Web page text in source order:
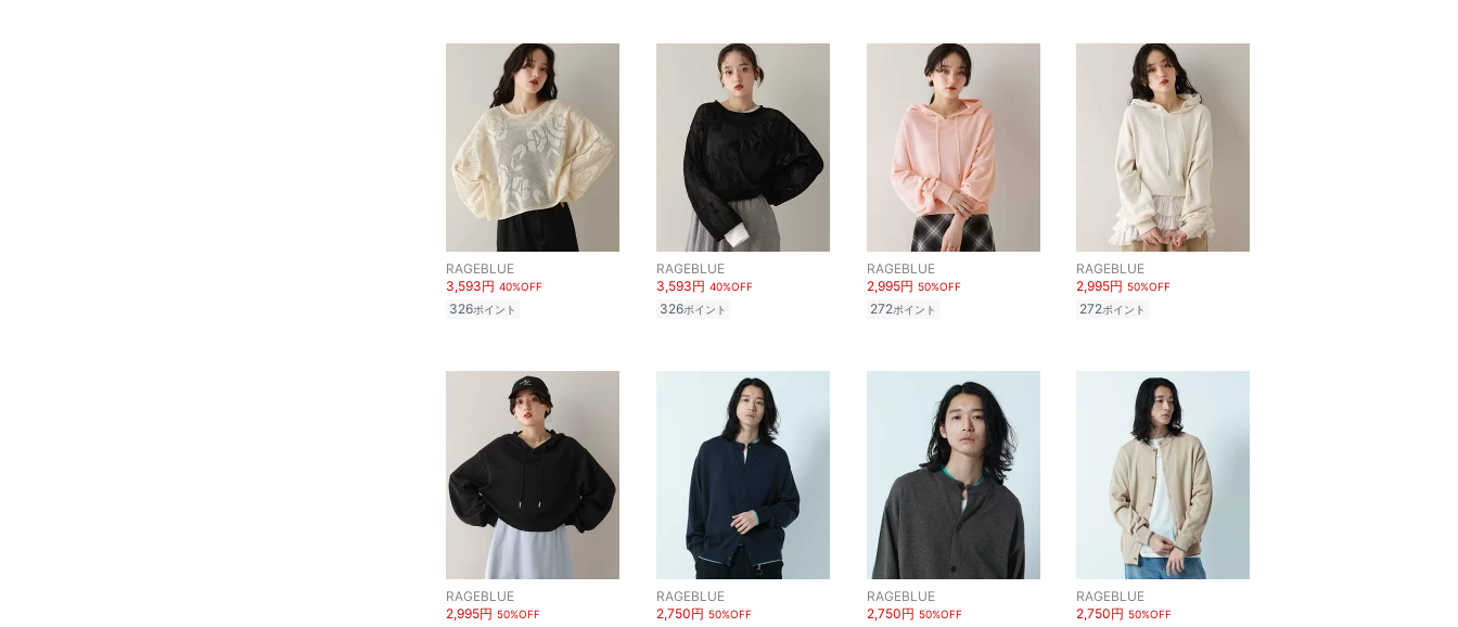
RAGEBLUE
3,593円 40%OFF
326ポイント
RAGEBLUE
3,593円 40%OFF
326ポイント
RAGEBLUE
2,995円 50%OFF
272ポイント
RAGEBLUE
2,995円 50%OFF
272ポイント
RAGEBLUE
2,995円 50%OFF
RAGEBLUE
2,750円 50%OFF
RAGEBLUE
2,750円 50%OFF
RAGEBLUE
2,750円 50%OFF